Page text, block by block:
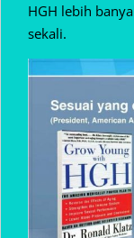
HGH lebih
sekali.